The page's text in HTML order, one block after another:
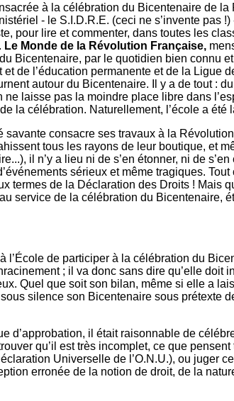
à la célébration du Bicentenaire de
- le S.I.D.R.E. (ceci ne s’invente pas
pour lire et commenter, dans toutes les
Le Monde de la Révolution Française,
Bicentenaire, par le quotidien bien connu
de l’éducation permanente et de la Ligue
autour du Bicentenaire. Il y a de tout :
laisse pas la moindre place libre dans
la célébration. Naturellement, l’école a été
consacre ses travaux à la
tous les rayons de leur boutique, et
il n’y a lieu ni de s’en étonner, ni de
sérieux et même tragiques. Tout
termes de la Déclaration des Droits ! Mais
service de la célébration du Bicentenaire,
l’École de participer à la célébration du
; il va donc sans dire qu’elle doit
Quel que soit son bilan, même si elle a
silence son Bicentenaire sous prétexte
il était raisonnable de
qu’il est très incomplet, ce que
Universelle de l’O.N.U.), ou juger
erronée de la notion de droit, de la